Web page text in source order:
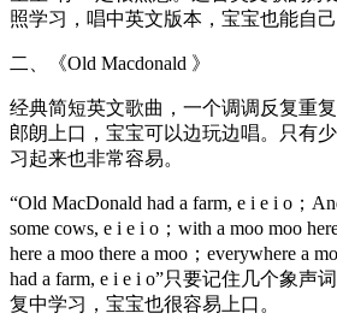
照学习，唱中英文版本，宝宝也能自
二、《Old Macdonald 》
经典简短英文歌曲，一个调调反复重
郎朗上口，宝宝可以边玩边唱。只有
习起来也非常容易。
“Old MacDonald had a farm, e i e i o；
some cows, e i e i o；with a moo moo
here a moo there a moo；everywhere a
had a farm, e i e i o”只要记住几个象声
复中学习，宝宝也很容易上口。